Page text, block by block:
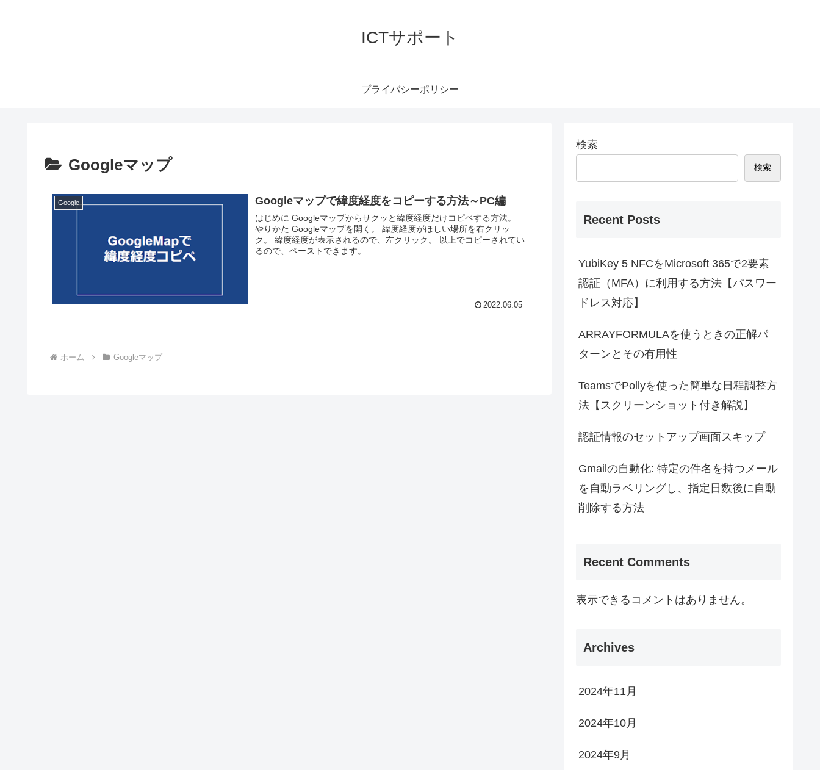
ICTサポート
プライバシーポリシー
Googleマップ
Google Googleマップで緯度経度をコピーする方法～PC編
はじめに Googleマップからサクッと緯度経度だけコピペする方法。
やりかた Googleマップを開く。 緯度経度がほしい場所を右クリッ
ク。 緯度経度が表示されるので、左クリック。 以上でコピーされてい
るので、ペーストできます。
2022.06.05
ホーム Googleマップ
検索
検索
Recent Posts
YubiKey 5 NFCをMicrosoft 365で2要素
認証（MFA）に利用する方法【パスワー
ドレス対応】
ARRAYFORMULAを使うときの正解パ
ターンとその有用性
TeamsでPollyを使った簡単な日程調整方
法【スクリーンショット付き解説】
認証情報のセットアップ画面スキップ
Gmailの自動化: 特定の件名を持つメール
を自動ラベリングし、指定日数後に自動
削除する方法
Recent Comments
表示できるコメントはありません。
Archives
2024年11月
2024年10月
2024年9月